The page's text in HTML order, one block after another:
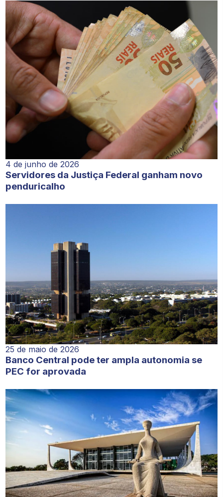
4 de junho de 2026
Servidores da Justiça Federal ganham novo
penduricalho
25 de maio de 2026
Banco Central pode ter ampla autonomia se
PEC for aprovada